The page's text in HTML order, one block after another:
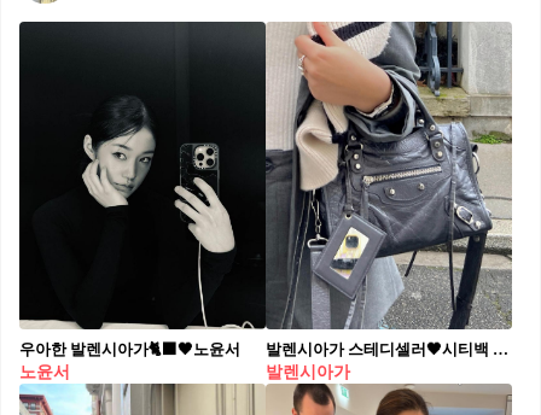
우아한 발렌시아가🐈‍⬛🖤노윤서
노윤서
발렌시아가 스테디셀러🖤시티백 르 시티 백은 2001년 처음 출시되어 모델 케이트 모스가 들고 다니며 당시 패션인들 사이 핫했던 아이템인데요. 최근 국내외 셀럽과 인플루언서들이 들고 다니는 모습이 자주 포착되며 아직까지 스테디셀러로 자리 잡고 있습니다. 주름진 아레나 램스킨 소재를 사용해 시간이 지날수록 자연스러운 멋이 더해지는 것이 특징이고, 모터사이클을 연상시키게 하는 메탈 버클 디테일으로 모터 백이라고 불리기도 합니다. 공홈에서 구매할 수 있는 색상은 블랙, 화이트, 그린, 베이지, 메탈라이즈드, 퍼플으로 구성되어 있고 사진 속 몇 색상들은 빈티지 매장에서 구할 수 있습니다.
발렌시아가